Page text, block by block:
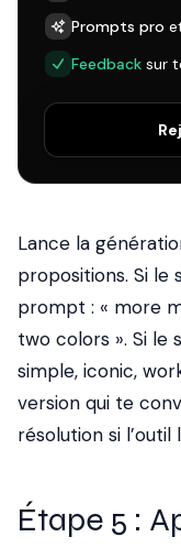
Prompts pro
Feedback sur
Lance la
propositions. Si le
prompt : « more
two colors ». Si le
simple, iconic,
version qui te
résolution si l’outil
Étape 5 :